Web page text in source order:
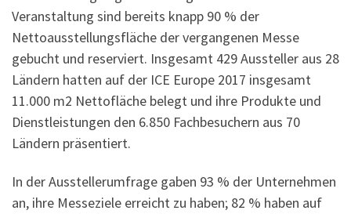
Veranstaltung sind bereits knapp 90 % der
Nettoausstellungsfläche der vergangenen Messe
gebucht und reserviert. Insgesamt 429 Aussteller aus 28
Ländern hatten auf der ICE Europe 2017 insgesamt
11.000 m2 Nettofläche belegt und ihre Produkte und
Dienstleistungen den 6.850 Fachbesuchern aus 70
Ländern präsentiert.
In der Ausstellerumfrage gaben 93 % der Unternehmen
an, ihre Messeziele erreicht zu haben; 82 % haben auf